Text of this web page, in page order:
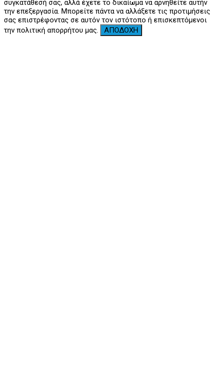
συγκατάθεσή σας, αλλά έχετε το δικαίωμα να αρνηθείτε αυτήν
την επεξεργασία. Μπορείτε πάντα να αλλάξετε τις προτιμήσεις
σας επιστρέφοντας σε αυτόν τον ιστότοπο ή επισκεπτόμενοι
την πολιτική απορρήτου μας.
ΑΠΟΔΟΧΗ